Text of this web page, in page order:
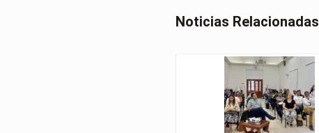
Noticias Relacionadas